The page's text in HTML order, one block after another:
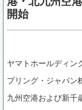
開始
ヤマトホールディン
プリング・ジャパン
九州空港および新千